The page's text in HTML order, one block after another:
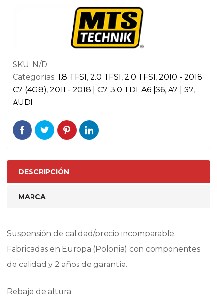
SKU: N/D
Categorías: 1.8 TFSI, 2.0 TFSI, 2.0 TFSI, 2010 - 2018
C7 (4G8), 2011 - 2018 | C7, 3.0 TDI, A6 |S6, A7 | S7,
AUDI
DESCRIPCIÓN
MARCA
Suspensión de calidad/precio incomparable.
Fabricadas en Europa (Polonia) con componentes
de calidad y 2 años de garantía.
Rebaje de altura